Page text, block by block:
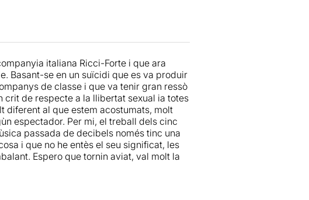
per denunciar precisament els atacs
amb les seves botes que prèviament han
petjades sobre el seu cos nu.....i tot
vermelles i enceses al fons de
escena espectacular amb un esclat de
En aquest espectacle són potser menys
amb més seriositat el tema que estan
italiana Ricci-Forte i que ara
Basant-se en un suïcidi que es va produir
de classe i que va tenir gran ressò
crit de respecte a la llibertat sexual ia totes
diferent al que estem acostumats, molt
espectador. Per mi, el treball dels cinc
passada de decibels només tinc una
i que no he entès el seu significat, les
Espero que tornin aviat, val molt la